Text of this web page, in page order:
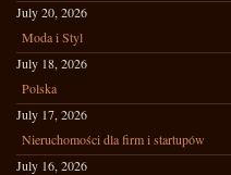
July 20, 2026
Moda i Styl
July 18, 2026
Polska
July 17, 2026
Nieruchomości dla firm i startupów
July 16, 2026